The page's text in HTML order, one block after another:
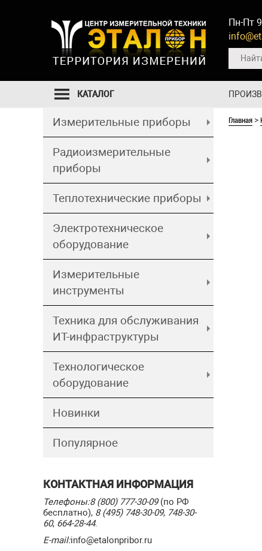
Пн-Пт
КАТАЛОГ
Измерительные приборы
Радиоизмерительные
приборы
Теплотехнические приборы
Электротехническое
оборудование
Измерительные
инструменты
Техника для обслуживания
ИТ-инфраструктуры
Технологическое
оборудование
Новинки
Популярное
КОНТАКТНАЯ ИНФОРМАЦИЯ
Телефоны:8 (800) 777-30-09(по РФ
бесплатно), 8 (495) 748-30-09, 748-30-
60, 664-28-44.
E-mail:info@etalonpribor.ru
Главная >